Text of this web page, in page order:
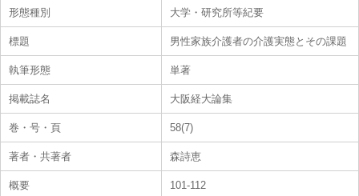
形態種別 大学・研究所等紀要
標題 男性家族介護者の介護実態とその課題
執筆形態 単著
掲載誌名 大阪経大論集
巻・号・頁 58(7)
著者・共著者 森詩恵
概要 101-112